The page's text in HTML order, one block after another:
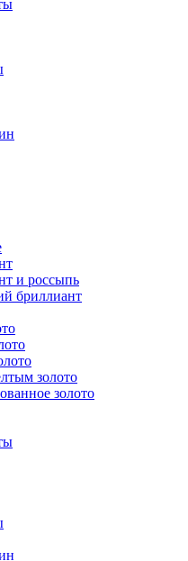
и россыпь
бриллиант
золото
золото